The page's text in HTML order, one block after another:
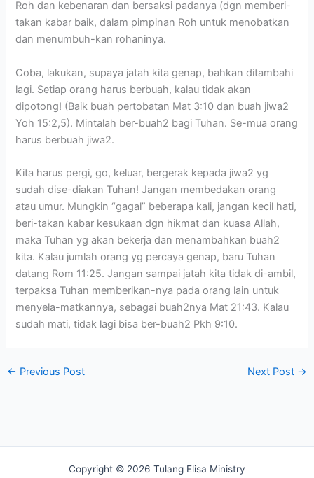
Roh dan kebenaran dan bersaksi padanya (dgn memberi-
takan kabar baik, dalam pimpinan Roh untuk menobatkan
dan menumbuh-kan rohaninya.
Coba, lakukan, supaya jatah kita genap, bahkan ditambahi
lagi. Setiap orang harus berbuah, kalau tidak akan
dipotong! (Baik buah pertobatan Mat 3:10 dan buah jiwa2
Yoh 15:2,5). Mintalah ber-buah2 bagi Tuhan. Se-mua orang
harus berbuah jiwa2.
Kita harus pergi, go, keluar, bergerak kepada jiwa2 yg
sudah dise-diakan Tuhan! Jangan membedakan orang
atau umur. Mungkin “gagal” beberapa kali, jangan kecil hati,
beri-takan kabar kesukaan dgn hikmat dan kuasa Allah,
maka Tuhan yg akan bekerja dan menambahkan buah2
kita. Kalau jumlah orang yg percaya genap, baru Tuhan
datang Rom 11:25. Jangan sampai jatah kita tidak di-ambil,
terpaksa Tuhan memberikan-nya pada orang lain untuk
menyela-matkannya, sebagai buah2nya Mat 21:43. Kalau
sudah mati, tidak lagi bisa ber-buah2 Pkh 9:10.
← Previous Post Next Post →
Copyright © 2026 Tulang Elisa Ministry